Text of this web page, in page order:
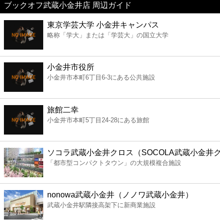
美容
コンビニ
薬局
スーパー
エンタメ
レジャー
書店
ファミレス
ブックオフ武蔵小金井店 周辺ガイド
東京学芸大学 小金井キャンパス
略称「学大」または「学芸大」の国立大学
小金井市役所
小金井市本町6丁目6-3にある公共施設
旅館二幸
小金井市本町5丁目24-28にある旅館
ソコラ武蔵小金井クロス（SOCOLA武蔵小金井
「都市型コンパクトタウン」の大規模複合施設
nonowa武蔵小金井（ノノワ武蔵小金井）
武蔵小金井駅隣接高架下に新商業施設